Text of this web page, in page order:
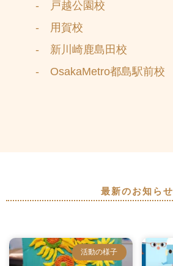
- 戸越公園校
- 用賀校
- 新川崎鹿島田校
- OsakaMetro都島駅前校
最新のお知らせ
活動の様子